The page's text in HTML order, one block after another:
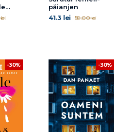
păianjen
41.3 lei 59.00 lei
-30% -30%